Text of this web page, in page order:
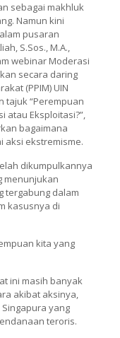
sebagai makhluk
Namun kini
pusaran
S.Sos., M.A.,
webinar Moderasi
secara daring
(PPIM) UIN
tajuk “Perempuan
atau Eksploitasi?”,
bagaimana
aksi ekstremisme.
dikumpulkannya
menunjukan
tergabung dalam
kasusnya di
kita yang
ini masih banyak
akibat aksinya,
yang
teroris.